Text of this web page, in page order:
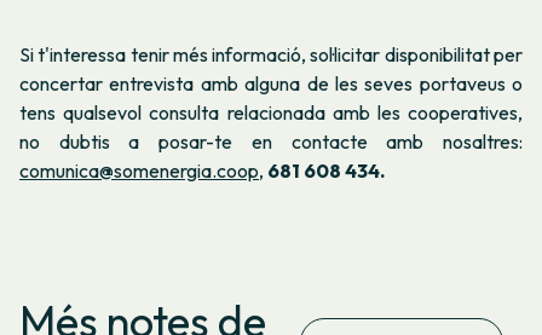
Si t'interessa tenir més informació, sol·licitar disponibilitat per
concertar entrevista amb alguna de les seves portaveus o
tens qualsevol consulta relacionada amb les cooperatives,
no dubtis a posar-te en contacte amb nosaltres:
comunica@somenergia.coop, 681 608 434.
Més notes de